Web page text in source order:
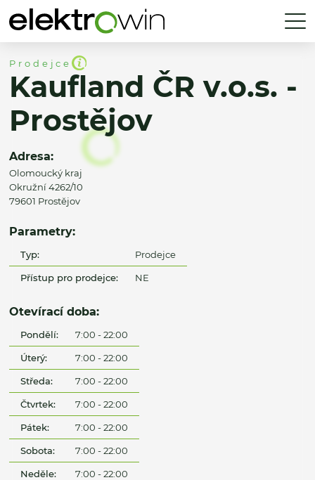
Prodejce
Kaufland ČR v.o.s. -
Prostějov
Adresa:
Olomoucký kraj
Okružní 4262/10
79601 Prostějov
Parametry:
Typ: Prodejce
Přístup pro prodejce: NE
Otevírací doba:
Pondělí: 7:00 - 22:00
Úterý: 7:00 - 22:00
Středa: 7:00 - 22:00
Čtvrtek: 7:00 - 22:00
Pátek: 7:00 - 22:00
Sobota: 7:00 - 22:00
Neděle: 7:00 - 22:00